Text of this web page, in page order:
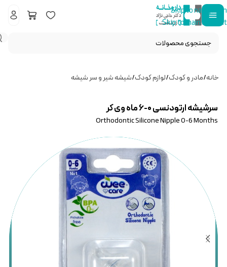
Skip to navigation
Skip to main content
خانه/مادر و کودک/لوازم کودک/شیشه شیر و سر شیشه
سرشیشه ارتودنسی ۰-۶ ماه وی کر
Orthodontic Silicone Nipple 0-6 Months